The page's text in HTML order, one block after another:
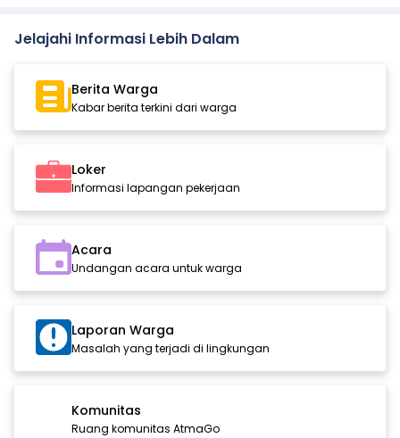
Jelajahi Informasi Lebih Dalam
Berita Warga
Kabar berita terkini dari warga
Loker
Informasi lapangan pekerjaan
Acara
Undangan acara untuk warga
Laporan Warga
Masalah yang terjadi di lingkungan
Komunitas
Ruang komunitas AtmaGo